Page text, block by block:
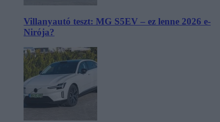
Villanyautó teszt: MG S5EV – ez lenne 2026 e-
Nirója?